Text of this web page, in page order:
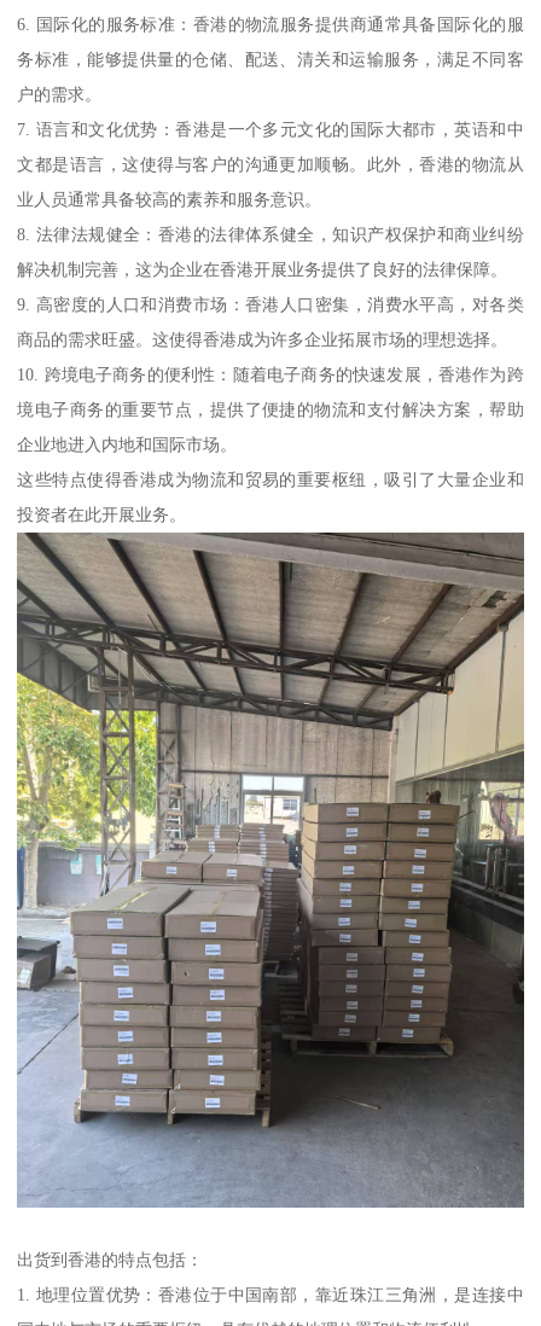
6. 国际化的服务标准：香港的物流服务提供商通常具备国际化的服
务标准，能够提供量的仓储、配送、清关和运输服务，满足不同客
户的需求。
7. 语言和文化优势：香港是一个多元文化的国际大都市，英语和中
文都是语言，这使得与客户的沟通更加顺畅。此外，香港的物流从
业人员通常具备较高的素养和服务意识。
8. 法律法规健全：香港的法律体系健全，知识产权保护和商业纠纷
解决机制完善，这为企业在香港开展业务提供了良好的法律保障。
9. 高密度的人口和消费市场：香港人口密集，消费水平高，对各类
商品的需求旺盛。这使得香港成为许多企业拓展市场的理想选择。
10. 跨境电子商务的便利性：随着电子商务的快速发展，香港作为跨
境电子商务的重要节点，提供了便捷的物流和支付解决方案，帮助
企业地进入内地和国际市场。
这些特点使得香港成为物流和贸易的重要枢纽，吸引了大量企业和
投资者在此开展业务。
出货到香港的特点包括：
1. 地理位置优势：香港位于中国南部，靠近珠江三角洲，是连接中